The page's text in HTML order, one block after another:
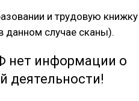
и трудовую книжку
данном случае сканы).
нет информации о
деятельности!